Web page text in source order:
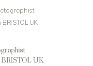
BRISTOL UK